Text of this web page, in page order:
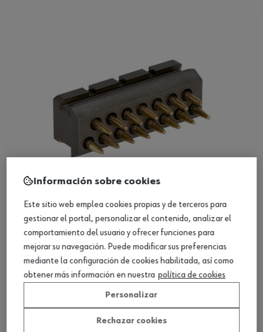
Electrodo soldable PinPuller Power 15 recto
Ver producto
Información sobre cookies
Este sitio web emplea cookies propias y de terceros para
gestionar el portal, personalizar el contenido, analizar el
comportamiento del usuario y ofrecer funciones para
mejorar su navegación. Puede modificar sus preferencias
mediante la configuración de cookies habilitada, así como
obtener más información en nuestra política de cookies
Personalizar
Rechazar cookies